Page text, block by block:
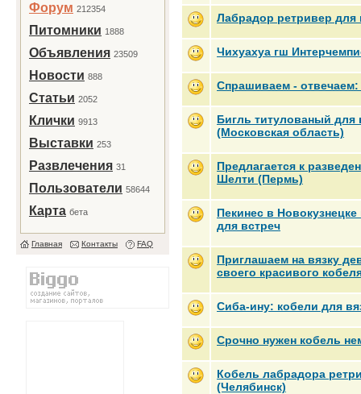
Форум 212354
Питомники 1888
Объявления 23509
Новости 888
Статьи 2052
Клички 9913
Выставки 253
Развлечения 31
Пользователи 58644
Карта бета
Главная Контакты FAQ
Лабрадор ретривер для
Чихуахуа гш
Спрашиваем - отвечаем:
Бигль титулованый для
(Московская область)
Предлагается к
Шелти (Пермь)
Пекинес в
для встреч
Приглашаем на вязку
своего красивого
Сиба-ину: кобели для
Срочно нужен кобель
Кобель лабрадора
(Челябинск)